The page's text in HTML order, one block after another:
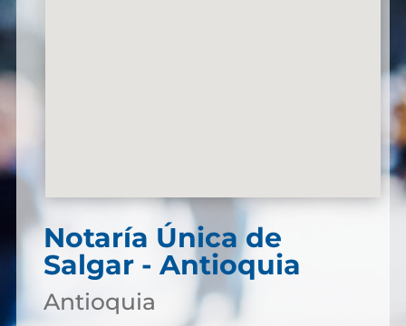
Notaría Única de
Salgar - Antioquia
Antioquia